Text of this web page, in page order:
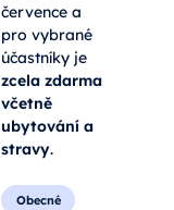
července a
pro vybrané
účastníky je
zcela zdarma
včetně
ubytování a
stravy.
Obecné